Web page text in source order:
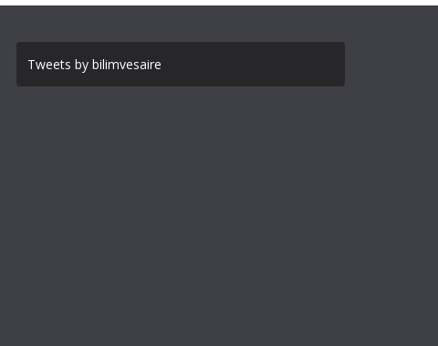
Tweets by bilimvesaire